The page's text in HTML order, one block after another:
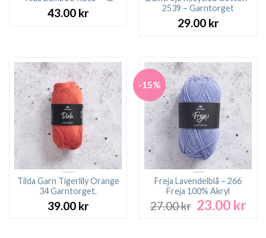
43.00 kr
2539 – Garntorget
29.00 kr
Tilda Garn Tigerlily Orange
34 Garntorget.
39.00 kr
-15%
Freja Lavendelblå – 266
Freja 100% Akryl
27.00kr Det
23.00 krDet